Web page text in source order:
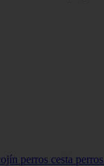
perros cesta